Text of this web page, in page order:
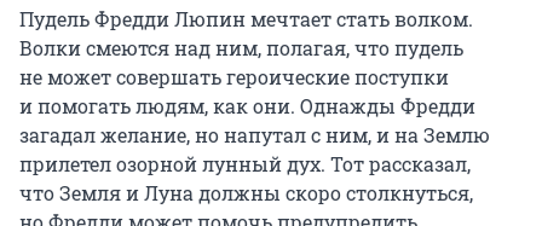
Пудель Фредди Люпин мечтает стать волком.
Волки смеются над ним, полагая, что пудель
не может совершать героические поступки
и помогать людям, как они. Однажды Фредди
загадал желание, но напутал с ним, и на Землю
прилетел озорной лунный дух. Тот рассказал,
что Земля и Луна должны скоро столкнуться,